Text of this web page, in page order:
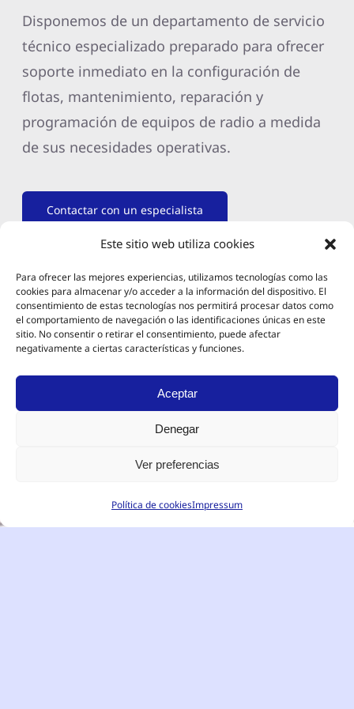
Este sitio web utiliza cookies
Para ofrecer las mejores experiencias, utilizamos tecnologías como las
cookies para almacenar y/o acceder a la información del dispositivo. El
consentimiento de estas tecnologías nos permitirá procesar datos como
el comportamiento de navegación o las identificaciones únicas en este
sitio. No consentir o retirar el consentimiento, puede afectar
negativamente a ciertas características y funciones.
Aceptar
Denegar
Ver preferencias
Política de cookiesImpressum
Disponemos de un departamento de servicio
técnico especializado preparado para ofrecer
soporte inmediato en la configuración de
flotas, mantenimiento, reparación y
programación de equipos de radio a medida
de sus necesidades operativas.
Contactar con un especialista
Español